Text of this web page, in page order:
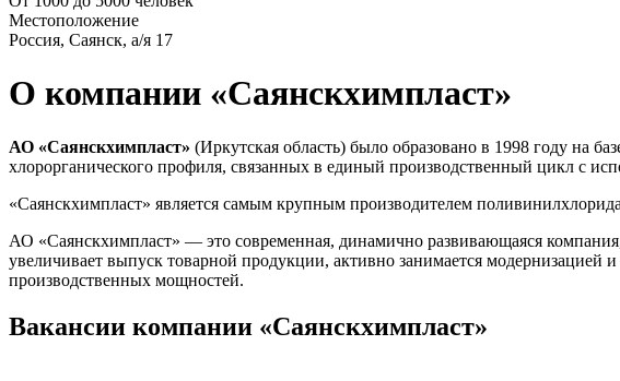
Местоположение
Россия, Саянск, а/я 17
О компании «Саянскхимпласт»
АО «Саянскхимпласт» (Иркутская область) было образовано в 1998 году на
хлорорганического профиля, связанных в единый производственный цикл с
«Саянскхимпласт» является самым крупным производителем
АО «Саянскхимпласт» — это современная, динамично развивающаяся
увеличивает выпуск товарной продукции, активно занимается
производственных мощностей.
Вакансии компании «Саянскхимпласт»